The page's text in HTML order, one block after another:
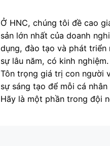
Ở HNC, chúng tôi đề cao
sản lớn nhất của doanh
dụng, đào tạo và phát triển
sự lâu năm, có kinh nghiệm.
Tôn trọng giá trị con người
sự sáng tạo để mỗi cá
Hãy là một phần trong đội